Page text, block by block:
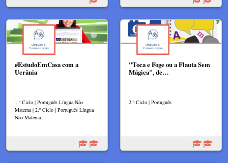
#EstudoEmCasa com a
Ucrânia
1.º Ciclo | Português Língua Não
Materna | 2.º Ciclo | Português Língua
Não Materna
"Toca e Foge ou a Flauta Sem
Mágica", de…
2.º Ciclo | Português